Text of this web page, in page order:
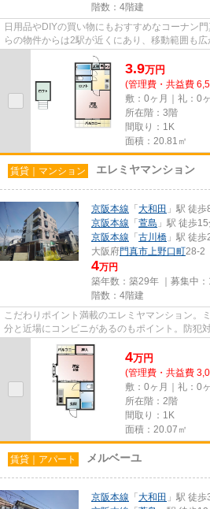
階数：4階建
日用品やDIYの買い物にもおすすめなコーナン
らの物件からは2駅が近くにあり、移動範囲も
クセスが可能な物件です。防犯...
3.9万円
(管理費・共益費
敷：0ヶ月｜礼：0
所在階：3階
間取り：1K
面積：20.81㎡
賃貸｜マンション エレミヤマンション
京阪本線 「 大和田 」駅 徒歩
京阪本線 「 萱島 」駅 徒歩
京阪本線 「 古川橋 」駅 徒
大阪府門真市上野口町28-2
4万円
築年数：築29年 ｜募集中：
階数：4階建
こだわりポイント満載のエレミヤマンション。
分と近場にコンビニがあるのもポイント。防犯
プの物件です。行動範囲が広が...
4万円
(管理費・共益費
敷：0ヶ月｜礼：0
所在階：2階
間取り：1K
面積：20.07㎡
賃貸｜アパート メルベーユ
京阪本線 「 大和田 」駅 徒歩